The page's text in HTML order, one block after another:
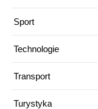
Sport
Technologie
Transport
Turystyka